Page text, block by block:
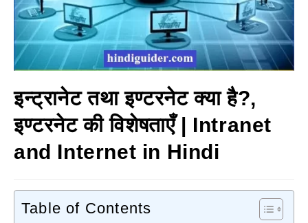
इन्ट्रानेट तथा इण्टरनेट क्या है?,
इण्टरनेट की विशेषताएँ | Intranet
and Internet in Hindi
Table of Contents